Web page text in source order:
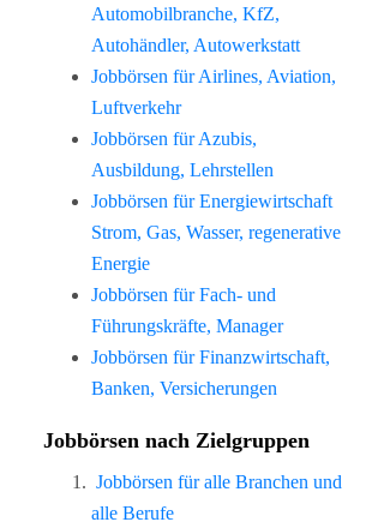
Automobilbranche, KfZ,
Autohändler, Autowerkstatt
Jobbörsen für Airlines, Aviation,
Luftverkehr
Jobbörsen für Azubis,
Ausbildung, Lehrstellen
Jobbörsen für Energiewirtschaft
Strom, Gas, Wasser, regenerative
Energie
Jobbörsen für Fach- und
Führungskräfte, Manager
Jobbörsen für Finanzwirtschaft,
Banken, Versicherungen
Jobbörsen nach Zielgruppen
Jobbörsen für alle Branchen und
alle Berufe